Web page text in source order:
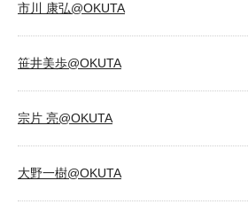
市川 康弘@OKUTA
笹井美歩@OKUTA
宗片 亮@OKUTA
大野一樹@OKUTA